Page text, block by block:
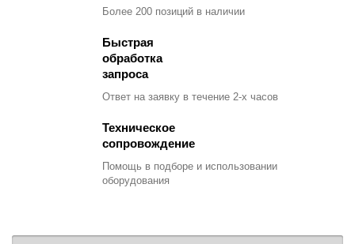
Более 200 позиций в наличии
Быстрая
обработка
запроса
Ответ на заявку в течение 2-х часов
Техническое
сопровождение
Помощь в подборе и использовании
оборудования